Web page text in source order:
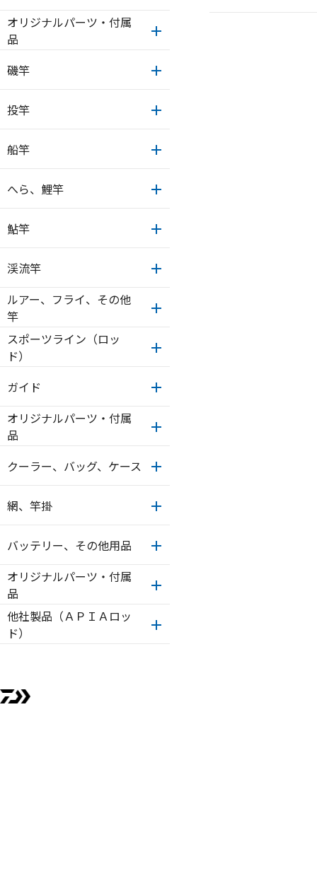
オリジナルパーツ・付属
品
磯竿
投竿
船竿
へら、鯉竿
鮎竿
渓流竿
ルアー、フライ、その他
竿
スポーツライン（ロッ
ド）
ガイド
オリジナルパーツ・付属
品
クーラー、バッグ、ケース
網、竿掛
バッテリー、その他用品
オリジナルパーツ・付属
品
他社製品（ＡＰＩＡロッ
ド）